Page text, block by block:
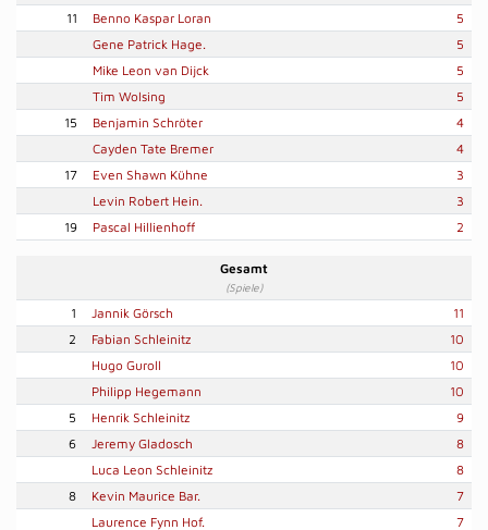
11
Benno Kaspar Loran
5
Gene Patrick Hage.
5
Mike Leon van Dijck
5
Tim Wolsing
5
15
Benjamin Schröter
4
Cayden Tate Bremer
4
17
Even Shawn Kühne
3
Levin Robert Hein.
3
19
Pascal Hillienhoff 2
Gesamt
(Spiele)
1 Jannik Görsch
11
2
Fabian Schleinitz
10
Hugo Guroll
10
Philipp Hegemann
10
5
Henrik Schleinitz
9
6
Jeremy Gladosch
8
Luca Leon Schleinitz
8
8
Kevin Maurice Bar.
7
Laurence Fynn Hof.
7